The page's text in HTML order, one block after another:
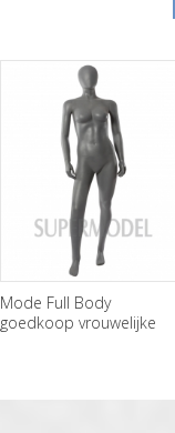
Mode Full Body
goedkoop vrouwelijke